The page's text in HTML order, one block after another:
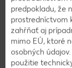
Okorenený
veľkého
premiešame a
predpokladu, že
prostredníctvom
zahŕňať aj
mimo EÚ, ktoré
osobných
použitie